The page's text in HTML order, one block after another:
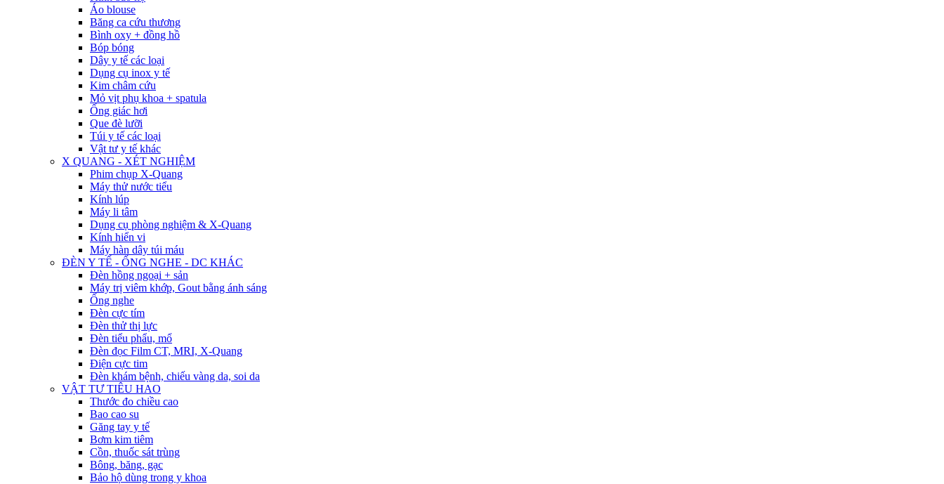
Áo blouse
Băng ca cứu thương
Bình oxy + đồng hồ
Bóp bóng
Dây y tế các loại
Dụng cụ inox y tế
Kim châm cứu
Mỏ vịt phụ khoa + spatula
Ống giác hơi
Que đè lưỡi
Túi y tế các loại
Vật tư y tế khác
X QUANG - XÉT NGHIỆM
Phim chụp X-Quang
Máy thử nước tiểu
Kính lúp
Máy li tâm
Dụng cụ phòng nghiệm & X-Quang
Kính hiển vi
Máy hàn dây túi máu
ĐÈN Y TẾ - ỐNG NGHE - DC KHÁC
Đèn hồng ngoại + sản
Máy trị viêm khớp, Gout bằng ánh sáng
Ống nghe
Đèn cực tím
Đèn thử thị lực
Đèn tiểu phẩu, mổ
Đèn đọc Film CT, MRI, X-Quang
Điện cực tim
Đèn khám bệnh, chiếu vàng da, soi da
VẬT TƯ TIÊU HAO
Thước đo chiều cao
Bao cao su
Găng tay y tế
Bơm kim tiêm
Cồn, thuốc sát trùng
Bông, băng, gạc
Bảo hộ dùng trong y khoa